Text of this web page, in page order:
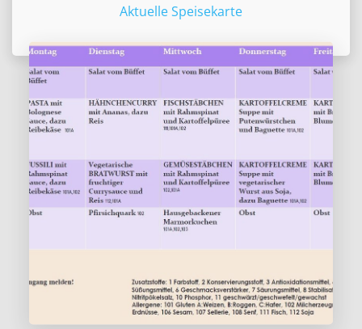
Aktuelle Speisekarte